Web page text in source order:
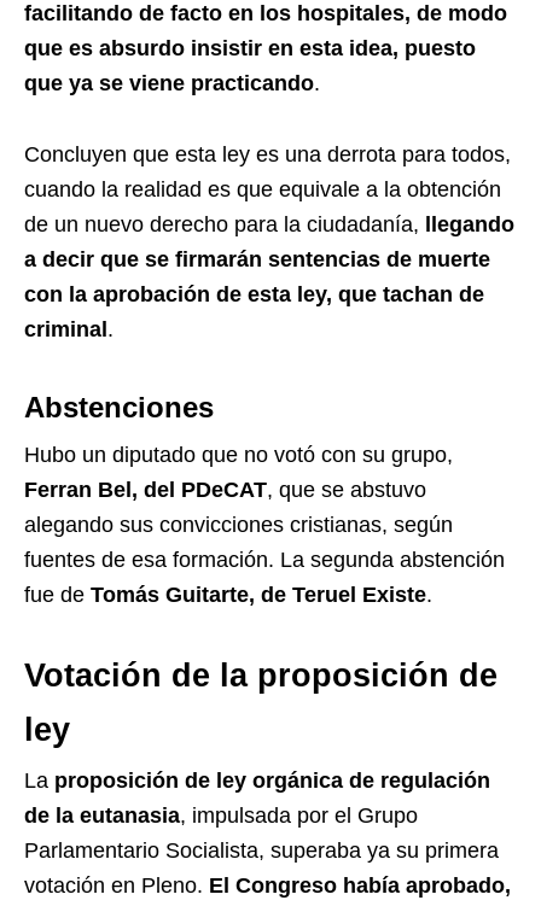
facilitando de facto en los hospitales, de modo
que es absurdo insistir en esta idea, puesto
que ya se viene practicando.
Concluyen que esta ley es una derrota para todos,
cuando la realidad es que equivale a la obtención
de un nuevo derecho para la ciudadanía,
llegando
a decir que se firmarán sentencias de muerte
con la aprobación de esta ley, que tachan de
criminal .
Abstenciones
Hubo un diputado que no votó con su grupo,
Ferran Bel, del PDeCAT, que se abstuvo
alegando sus convicciones cristianas, según
fuentes de esa formación. La segunda abstención
fue de Tomás Guitarte, de Teruel Existe.
Votación de la proposición de
ley
La proposición de ley orgánica de regulación
de la eutanasia, impulsada por el Grupo
Parlamentario Socialista, superaba ya su primera
votación en Pleno. El Congreso había aprobado,